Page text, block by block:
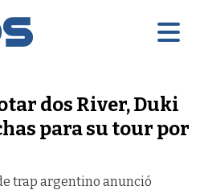
dos River, Duki
para su tour por
trap argentino anunció